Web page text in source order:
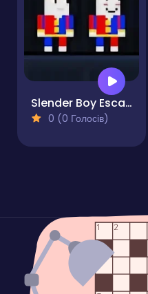
Slender Boy Escape Robbie
0 (0 Голосів)